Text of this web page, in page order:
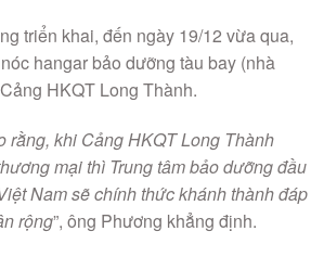
triển khai, đến ngày 19/12 vừa qua,
hangar bảo dưỡng tàu bay (nhà
HKQT Long Thành.
rằng, khi Cảng HKQT Long Thành
mại thì Trung tâm bảo dưỡng đầu
Nam sẽ chính thức khánh thành đáp
rộng”, ông Phương khẳng định.